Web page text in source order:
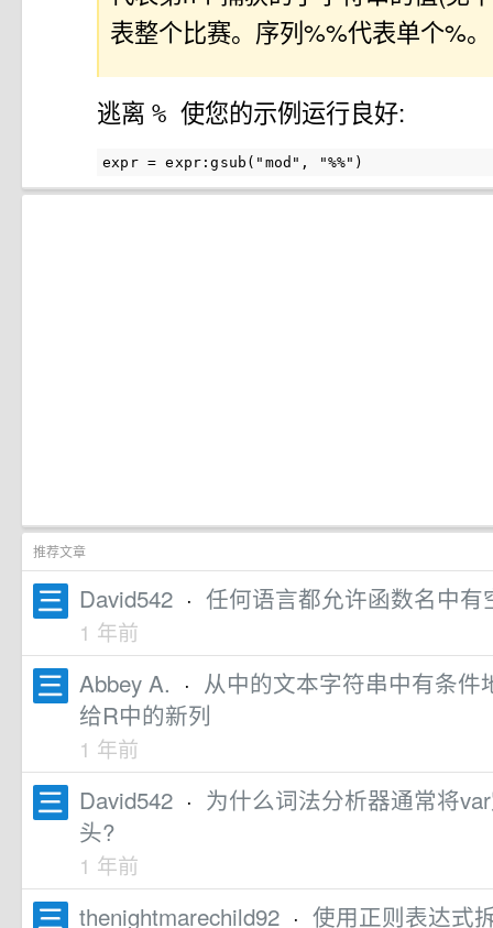
表整个比赛。序列%%代表单个%。
逃离 % 使您的示例运行良好:
推荐文章
David542 · 任何语言都允许函数名中有
1 年前
Abbey A. · 从中的文本字符串中有条件
给R中的新列
1 年前
David542 · 为什么词法分析器通常将
头?
1 年前
thenightmarechild92 · 使用正则表达式